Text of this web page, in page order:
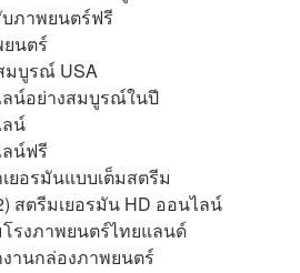
บภาพยนตร์ฟรี
ยนตร์
มบูรณ์ USA
ลน์อย่างสมบูรณ์ในปี
ลน์
ลน์ฟรี
เยอรมันแบบเต็มสตรีม
สตรีมเยอรมัน HD ออนไลน์
โรงภาพยนตร์ไทยแลนด์
งานกล่องภาพยนตร์